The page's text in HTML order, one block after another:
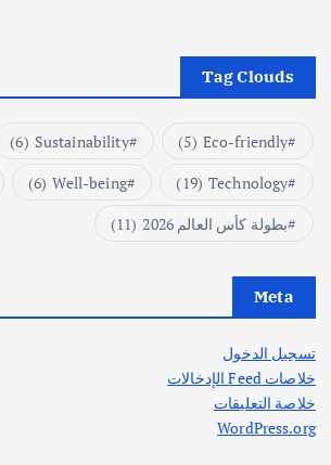
Tag Clouds
Eco-friendly
(5)
Sustainability
(6)
Technology
(19)
Well-being
(6)
بطولة كأس العالم 2026
(11)
Meta
تسجيل الدخول
خلاصات Feed الإدخالات
خلاصة التعليقات
WordPress.org